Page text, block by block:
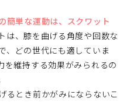
簡単な運動は、スクワット
は、膝を曲げる角度や回数な
、どの世代にも適していま
を維持する効果がみられるの
るとき前かがみにならないこ